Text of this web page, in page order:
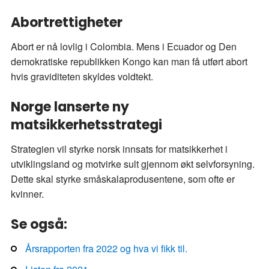
Abortrettigheter
Abort er nå lovlig i Colombia. Mens i Ecuador og Den
demokratiske republikken Kongo kan man få utført abort
hvis graviditeten skyldes voldtekt.
Norge lanserte ny
matsikkerhetsstrategi
Strategien vil styrke norsk innsats for matsikkerhet i
utviklingsland og motvirke sult gjennom økt selvforsyning.
Dette skal styrke småskalaprodusentene, som ofte er
kvinner.
Se også:
Årsrapporten fra 2022 og hva vi fikk til.